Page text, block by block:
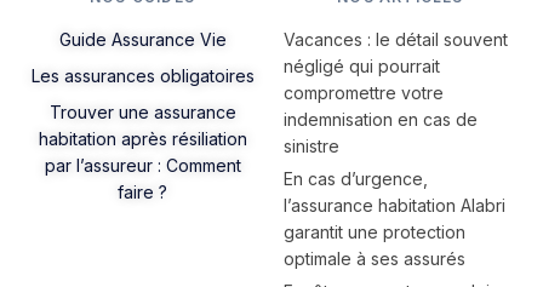
Guide Assurance Vie
Les assurances obligatoires
Trouver une assurance
habitation après résiliation
par l’assureur : Comment
faire ?
Vacances : le détail souvent
négligé qui pourrait
compromettre votre
indemnisation en cas de
sinistre
En cas d’urgence,
l’assurance habitation Alabri
garantit une protection
optimale à ses assurés